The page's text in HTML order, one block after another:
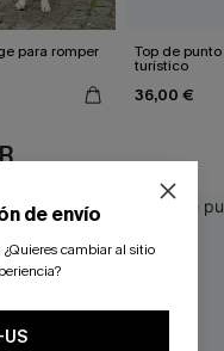
para romper Top de
turístico
36,00 €
de envío
¿Quieres cambiar al sitio
US